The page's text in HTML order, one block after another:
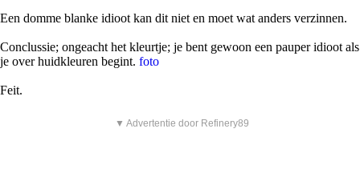
Een domme blanke idioot kan dit niet en moet wat anders verzinnen.
Conclussie; ongeacht het kleurtje; je bent gewoon een pauper idioot als
je over huidkleuren begint. foto
Feit.
▼ Advertentie door Refinery89